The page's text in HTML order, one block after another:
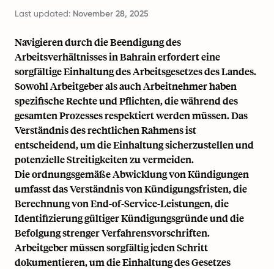
Last updated: November 28, 2025
Navigieren durch die Beendigung des
Arbeitsverhältnisses in Bahrain erfordert eine
sorgfältige Einhaltung des Arbeitsgesetzes des Landes.
Sowohl Arbeitgeber als auch Arbeitnehmer haben
spezifische Rechte und Pflichten, die während des
gesamten Prozesses respektiert werden müssen. Das
Verständnis des rechtlichen Rahmens ist
entscheidend, um die Einhaltung sicherzustellen und
potenzielle Streitigkeiten zu vermeiden.
Die ordnungsgemäße Abwicklung von Kündigungen
umfasst das Verständnis von Kündigungsfristen, die
Berechnung von End-of-Service-Leistungen, die
Identifizierung gültiger Kündigungsgründe und die
Befolgung strenger Verfahrensvorschriften.
Arbeitgeber müssen sorgfältig jeden Schritt
dokumentieren, um die Einhaltung des Gesetzes